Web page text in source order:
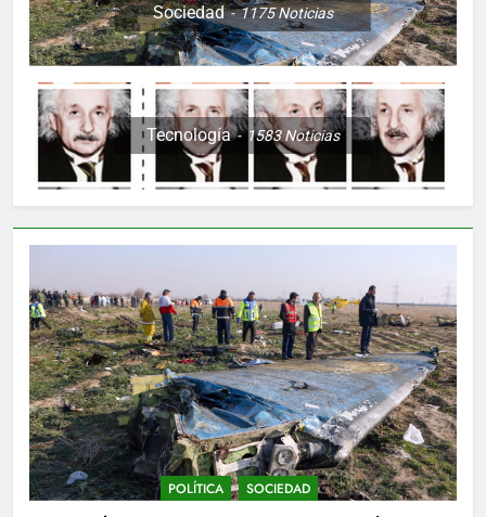
Sociedad 1175Noticias
Tecnología 1583Noticias
POLÍTICA SOCIEDAD